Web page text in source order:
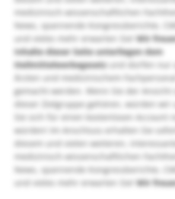
medizinisch-wissenschaftlichen
News, spannende Kongressberichte,
und vieles mehr erwarten Sie!Wir
Inhalte dieser Seite unterliegen dem
Heilmittelwerbegesetzund dürfen nur
Ärzten und medizinischem
gemacht werden. Wenn Sie der Ansicht
dieser Zielgruppe gehören, würden wir
Sie sich für einen kostenlosen Account
würden! Im Anschluss erhalten Sie
diesem und vielen weiteren,
medizinisch-wissenschaftlichen
News, spannende Kongressberichte,
und vieles mehr erwarten Sie!Wir